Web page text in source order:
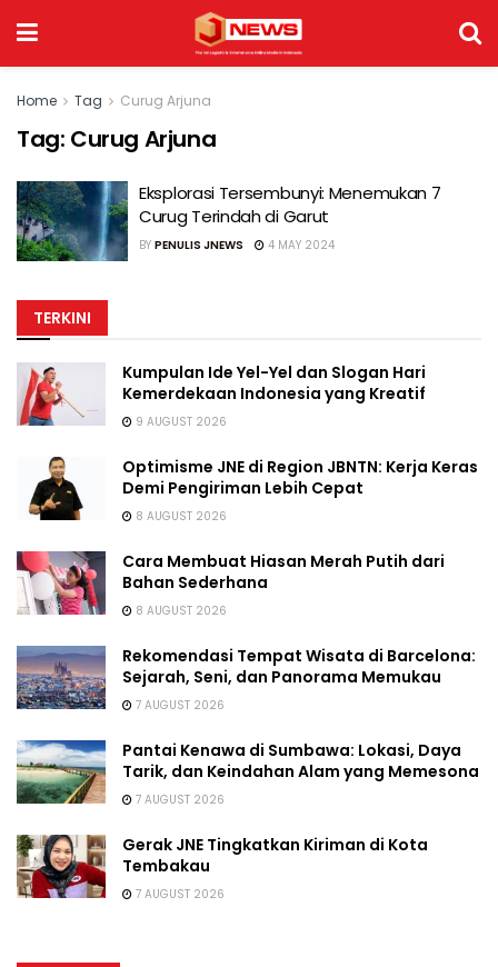
Home Tag Curug Arjuna
Tag: Curug Arjuna
Eksplorasi Tersembunyi: Menemukan 7
Curug Terindah di Garut
BY PENULIS JNEWS 4 MAY 2024
TERKINI
Kumpulan Ide Yel-Yel dan Slogan Hari
Kemerdekaan Indonesia yang Kreatif
9 AUGUST 2026
Optimisme JNE di Region JBNTN: Kerja Keras
Demi Pengiriman Lebih Cepat
8 AUGUST 2026
Cara Membuat Hiasan Merah Putih dari
Bahan Sederhana
8 AUGUST 2026
Rekomendasi Tempat Wisata di Barcelona:
Sejarah, Seni, dan Panorama Memukau
7 AUGUST 2026
Pantai Kenawa di Sumbawa: Lokasi, Daya
Tarik, dan Keindahan Alam yang Memesona
7 AUGUST 2026
Gerak JNE Tingkatkan Kiriman di Kota
Tembakau
7 AUGUST 2026